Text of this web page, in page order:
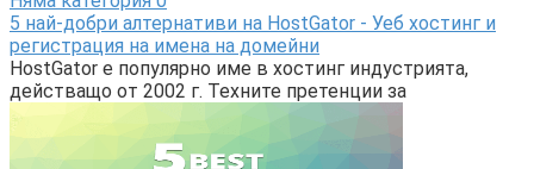
5 най-добри алтернативи на HostGator - Уеб хостинг и
регистрация на имена на домейни
HostGator е популярно име в хостинг индустрията,
действащо от 2002 г. Техните претенции за